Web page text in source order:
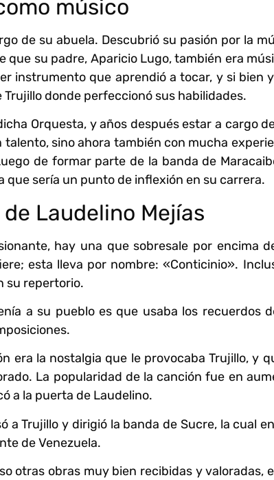
músico
de su abuela. Descubrió su pasión por la
que su padre, Aparicio Lugo, también era
instrumento que aprendió a tocar, y si bien
donde perfeccionó sus habilidades.
Orquesta, y años después estar a cargo
talento, sino ahora también con mucha
de formar parte de la banda de
que sería un punto de inflexión en su carrera.
Laudelino Mejías
hay una que sobresale por encima
esta lleva por nombre: «Conticinio».
su repertorio.
a su pueblo es que usaba los recuerdos
era la nostalgia que le provocaba Trujillo, y
La popularidad de la canción fue en
a la puerta de Laudelino.
a Trujillo y dirigió la banda de Sucre, la cual
de Venezuela.
otras obras muy bien recibidas y valoradas,